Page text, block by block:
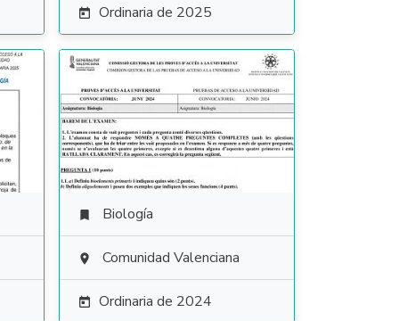
 Ordinaria de 2025
 Biología
 Comunidad Valenciana
 Ordinaria de 2024